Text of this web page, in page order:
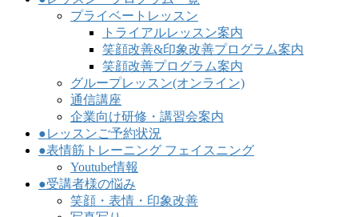
プライベートレッスン
トライアルレッスン案内
笑顔改善&印象改善プログラム案内
笑顔改善プログラム案内
グループレッスン(オンライン)
通信講座
企業向け研修・講習会案内
●レッスンご予約状況
●表情筋トレーニング フェイスニング
Youtube情報
●受講者様の悩み
笑顔・表情・印象改善